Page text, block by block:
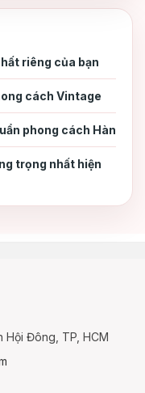
riêng của bạn
cách Vintage
phong cách Hàn
trọng nhất hiện
Hội Đông, TP, HCM